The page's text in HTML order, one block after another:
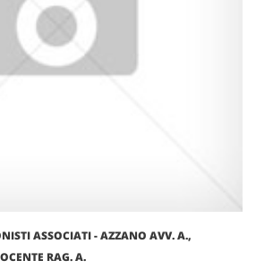
ASSOCIATI - AZZANO AVV. A.,
RAG. A.